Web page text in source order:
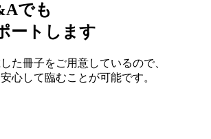
でも
ートします
た冊子をご用意しているので、
心して臨むことが可能です。